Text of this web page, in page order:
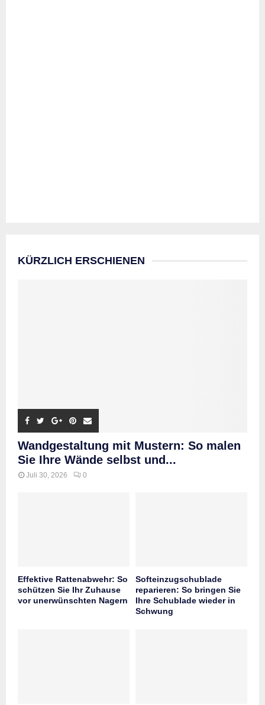
KÜRZLICH ERSCHIENEN
Wandgestaltung mit Mustern: So malen
Sie Ihre Wände selbst und...
Juli 30, 2026 0
Effektive Rattenabwehr: So
schützen Sie Ihr Zuhause
vor unerwünschten Nagern
Softeinzugschublade
reparieren: So bringen Sie
Ihre Schublade wieder in
Schwung